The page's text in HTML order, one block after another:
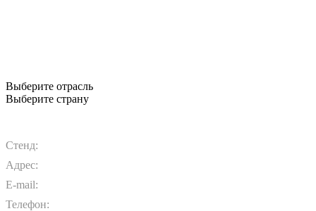
Выберите отрасль
Выберите страну
Стенд:
Адрес:
E-mail:
Телефон: